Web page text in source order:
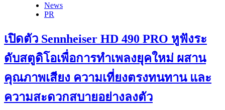
News
PR
เปิดตัว Sennheiser HD 490 PRO หูฟังระ
ดับสตูดิโอเพื่อการทำเพลงยุคใหม่ ผสาน
คุณภาพเสียง ความเที่ยงตรงทนทาน และ
ความสะดวกสบายอย่างลงตัว